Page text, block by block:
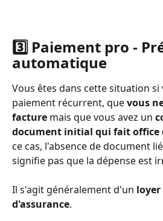
3️⃣ Paiement pro -
automatique
Vous êtes dans cette situation si
paiement récurrent, que vous
facture mais que vous avez un
document initial qui fait
ce cas, l'absence de document
signifie pas que la dépense est
Il s'agit généralement d'un loyer
d'assurance.